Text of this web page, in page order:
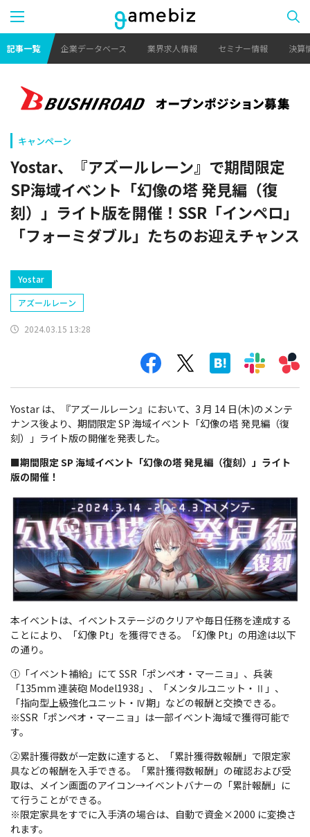
記事一覧 企業データベース 業界求人情報 セミナー情報 決算
キャンペーン
Yostar、『アズールレーン』で期間限定
SP海域イベント「幻像の塔 発見編（復
刻）」ライト版を開催！SSR「インペロ」
「フォーミダブル」たちのお迎えチャンス
Yostar
アズールレーン
2024.03.15 13:28
Yostar は、『アズールレーン』において、3 月 14 日(木)のメンテ
ナンス後より、期間限定 SP 海域イベント「幻像の塔 発見編（復
刻）」ライト版の開催を発表した。
■期間限定 SP 海域イベント「幻像の塔 発見編（復刻）」ライト
版の開催！
本イベントは、イベントステージのクリアや毎日任務を達成する
ことにより、「幻像 Pt」を獲得できる。「幻像 Pt」の用途は以下
の通り。
①「イベント補給」にて SSR「ポンペオ・マーニョ」、兵装
「135mm 連装砲 Model1938」、「メンタルユニット・Ⅱ」、
「指向型上級強化ユニット・Ⅳ期」などの報酬と交換できる。
※SSR「ポンペオ・マーニョ」は一部イベント海域で獲得可能で
す。
②累計獲得数が一定数に達すると、「累計獲得数報酬」で限定家
具などの報酬を入手できる。「累計獲得数報酬」の確認および受
取は、メイン画面のアイコン→イベントバナーの「累計報酬」に
て行うことができる。
※限定家具をすでに入手済の場合は、自動で資金×2000 に変換さ
れます。